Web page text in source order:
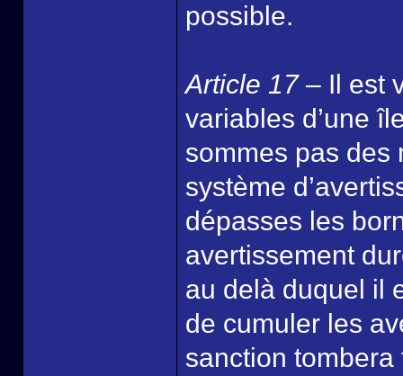
possible.
Article 17– Il est
variables d’une
sommes pas des
système
dépasses les
avertissement
au delà duquel il
de cumuler les
sanction